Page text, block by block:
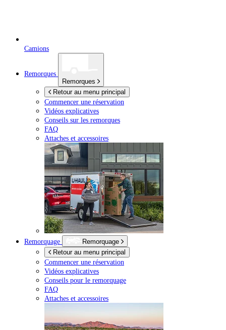
Camions
Remorques
Remorques
Retour au menu principal
Commencer une réservation
Vidéos explicatives
Conseils sur les remorques
FAQ
Attaches et accessoires
Remorquage
Remorquage
Retour au menu principal
Commencer une réservation
Vidéos explicatives
Conseils pour le remorquage
FAQ
Attaches et accessoires